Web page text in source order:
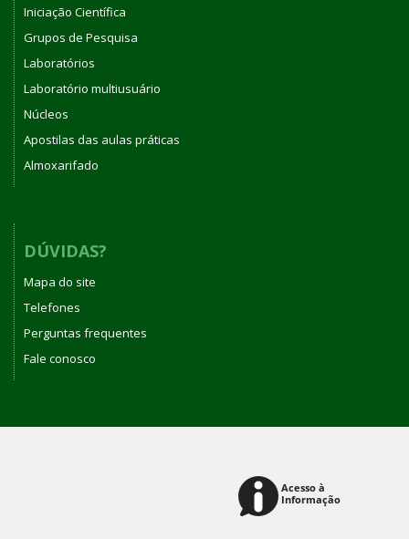
Iniciação Científica
Grupos de Pesquisa
Laboratórios
Laboratório multiusuário
Núcleos
Apostilas das aulas práticas
Almoxarifado
DÚVIDAS?
Mapa do site
Telefones
Perguntas frequentes
Fale conosco